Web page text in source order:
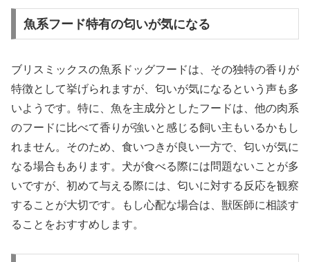
魚系フード特有の匂いが気になる
ブリスミックスの魚系ドッグフードは、その独特の香りが
特徴として挙げられますが、匂いが気になるという声も多
いようです。特に、魚を主成分としたフードは、他の肉系
のフードに比べて香りが強いと感じる飼い主もいるかもし
れません。そのため、食いつきが良い一方で、匂いが気に
なる場合もあります。犬が食べる際には問題ないことが多
いですが、初めて与える際には、匂いに対する反応を観察
することが大切です。もし心配な場合は、獣医師に相談す
ることをおすすめします。